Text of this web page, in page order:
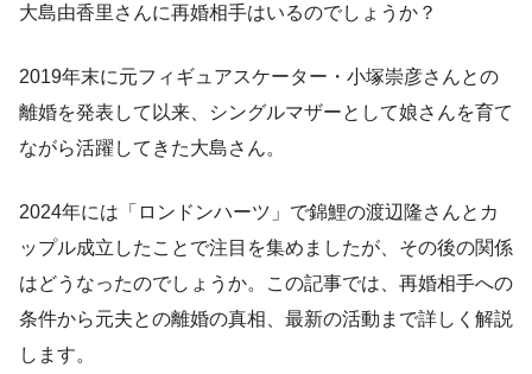
大島由香里さんに再婚相手はいるのでしょうか？
2019年末に元フィギュアスケーター・小塚崇彦さんとの
離婚を発表して以来、シングルマザーとして娘さんを育て
ながら活躍してきた大島さん。
2024年には「ロンドンハーツ」で錦鯉の渡辺隆さんとカ
ップル成立したことで注目を集めましたが、その後の関係
はどうなったのでしょうか。この記事では、再婚相手への
条件から元夫との離婚の真相、最新の活動まで詳しく解説
します。